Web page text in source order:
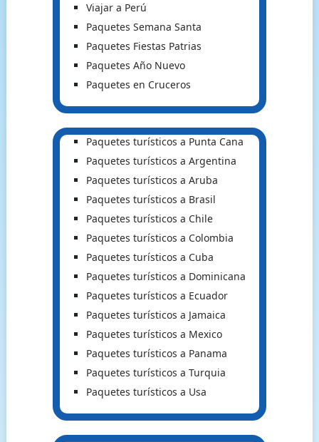
Viajar a Perú
Paquetes Semana Santa
Paquetes Fiestas Patrias
Paquetes Año Nuevo
Paquetes en Cruceros
Paquetes turísticos a Punta Cana
Paquetes turísticos a Argentina
Paquetes turísticos a Aruba
Paquetes turísticos a Brasil
Paquetes turísticos a Chile
Paquetes turísticos a Colombia
Paquetes turísticos a Cuba
Paquetes turísticos a Dominicana
Paquetes turísticos a Ecuador
Paquetes turísticos a Jamaica
Paquetes turísticos a Mexico
Paquetes turísticos a Panama
Paquetes turísticos a Turquia
Paquetes turísticos a Usa